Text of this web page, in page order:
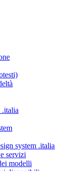
.italia
system .italia
servizi
modelli